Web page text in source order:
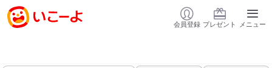
会員登録 プレゼント メニュー